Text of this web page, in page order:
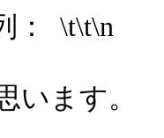
： \t\t\n
ます。